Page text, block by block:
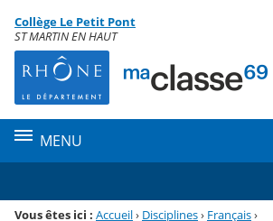
Menu de la rubrique
Contenu
Collège Le Petit Pont
ST MARTIN EN HAUT
MENU
Vous êtes ici : Accueil› Disciplines› Français›